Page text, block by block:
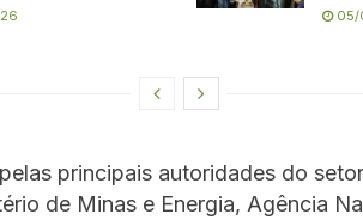
05/
principais autoridades do
de Minas e Energia, Agência